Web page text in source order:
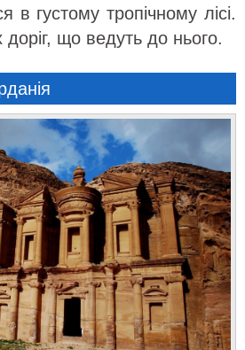
в густому тропічному лісі.
доріг, що ведуть до нього.